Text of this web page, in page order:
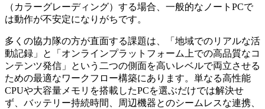
（カラーグレーディング）する場合、一般的なノートPCで
は動作が不安定になりがちです。
多くの協力隊の方が直面する課題は、「地域でのリアルな活
動記録」と「オンラインプラットフォーム上での高品質なコ
ンテンツ発信」という二つの側面を高いレベルで両立させる
ための最適なワークフロー構築にあります。単なる高性能
CPUや大容量メモリを搭載したPCを選ぶだけでは解決せ
ず、バッテリー持続時間、周辺機器とのシームレスな連携、